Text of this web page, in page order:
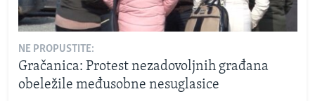
NE PROPUSTITE:
Gračanica: Protest nezadovoljnih građana
obeležile međusobne nesuglasice